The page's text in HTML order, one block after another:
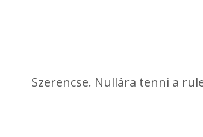
Szerencse. Nullára tenni a